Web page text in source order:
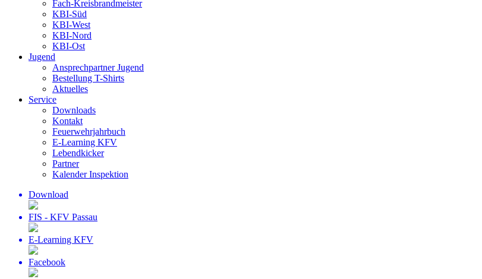
Fach-Kreisbrandmeister
KBI-Süd
KBI-West
KBI-Nord
KBI-Ost
Jugend
Ansprechpartner Jugend
Bestellung T-Shirts
Aktuelles
Service
Downloads
Kontakt
Feuerwehrjahrbuch
E-Learning KFV
Lebendkicker
Partner
Kalender Inspektion
Download
FIS - KFV Passau
E-Learning KFV
Facebook